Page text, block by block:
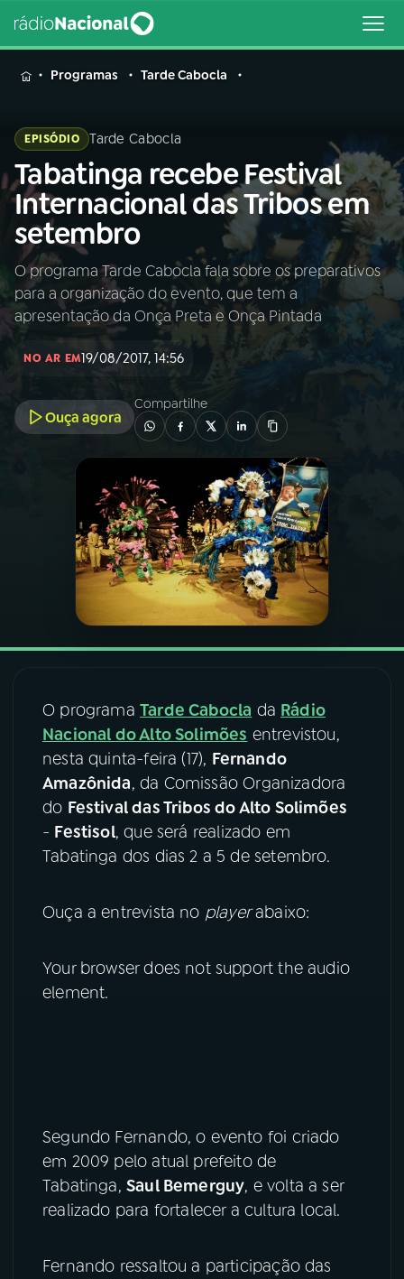
MENU
Buscar
na
Rádio
Nacional
Buscar
AO VIVO
INÍCIO
PROGRAMAS
PODCASTS
VIDEOCASTS
08FESTIVAL DE MÚSICA
ACOMPANHE A RÁDIO NACIONAL
YouTube Facebook
Programas Tarde Cabocla
EPISÓDIO Tarde Cabocla
Tabatinga recebe Festival
Internacional das Tribos em
setembro
O programa Tarde Cabocla fala sobre os preparativos
para a organização do evento, que tem a
apresentação da Onça Preta e Onça Pintada
NO AR EM19/08/2017, 14:56
Ouça agora
Compartilhe
O programa Tarde Cabocla da Rádio
Nacional do Alto Solimões entrevistou,
nesta quinta-feira (17), Fernando
Amazônida, da Comissão Organizadora
do Festival das Tribos do Alto Solimões
- Festisol, que será realizado em
Tabatinga dos dias 2 a 5 de setembro.
Ouça a entrevista no playerabaixo:
Your browser does not support the audio
element.
Segundo Fernando, o evento foi criado
em 2009 pelo atual prefeito de
Tabatinga, Saul Bemerguy, e volta a ser
realizado para fortalecer a cultura local.
Fernando ressaltou a participação das